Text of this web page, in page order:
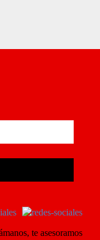
te asesoramos